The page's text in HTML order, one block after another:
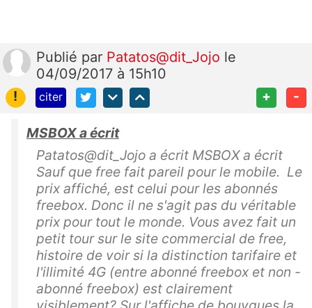
Publié par Patatos@dit_Jojo le
04/09/2017 à 15h10
!
citer + -
MSBOX a écrit
Patatos@dit_Jojo a écrit MSBOX a écrit
Sauf que free fait pareil pour le mobile. Le
prix affiché, est celui pour les abonnés
freebox. Donc il ne s'agit pas du véritable
prix pour tout le monde. Vous avez fait un
petit tour sur le site commercial de free,
histoire de voir si la distinction tarifaire et
l'illimité 4G (entre abonné freebox et non -
abonné freebox) est clairement